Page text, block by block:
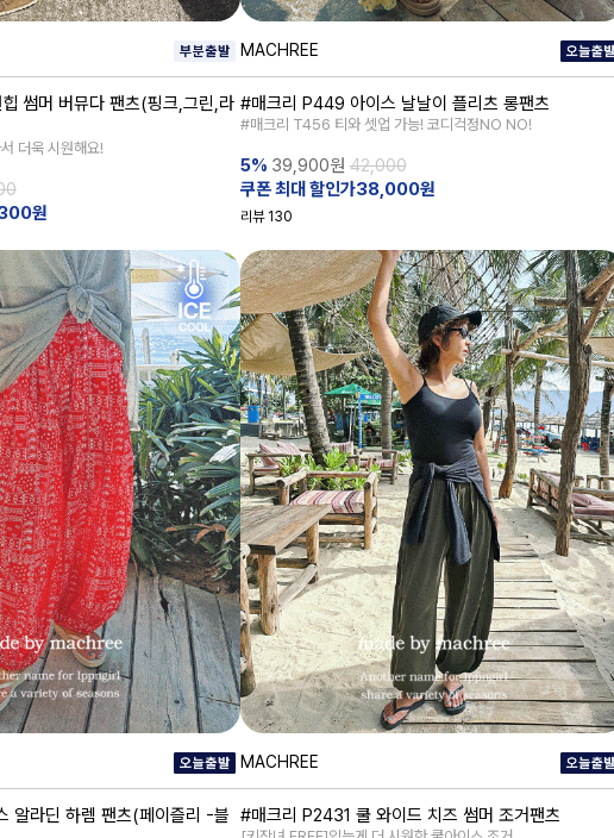
썸머 버뮤다 팬츠(핑크,그린,라
더욱 시원해요!
원
MACHREE
#매크리 P449 아이스 날날이 플리츠 롱팬츠
#매크리 T456 티와 셋업 가능! 코디걱정NO NO!
5% 39,900원 42,000
쿠폰 최대 할인가38,000원
리뷰 130
알라딘 하렘 팬츠(페이즐리 -블
MACHREE
#매크리 P2431 쿨 와이드 치즈 썸머 조거팬츠